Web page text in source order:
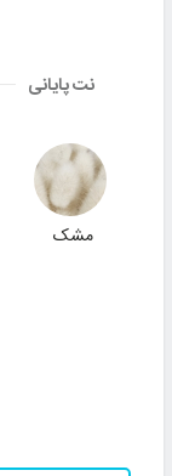
نت پایانی
مشک